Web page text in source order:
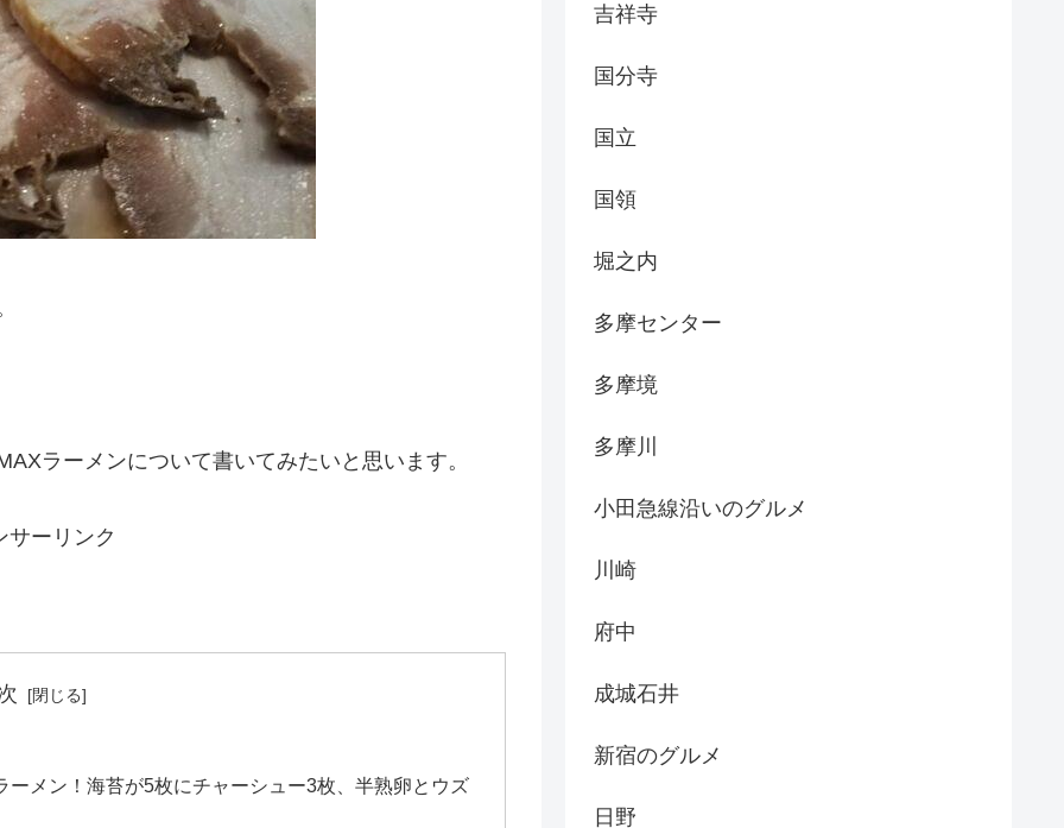
ラーメンについて書いてみたいと思います。
サーリンク
メン！海苔が5枚にチャーシュー3枚、半熟卵とウズ
吉祥寺
国分寺
国立
国領
堀之内
多摩センター
多摩境
多摩川
小田急線沿いのグルメ
川崎
府中
成城石井
新宿のグルメ
日野